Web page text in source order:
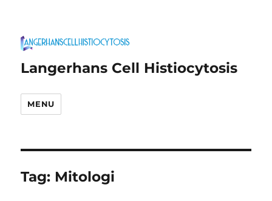
Langerhans Cell Histiocytosis
MENU
Tag: Mitologi